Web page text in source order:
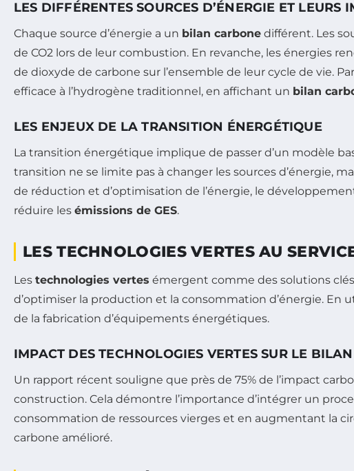
LES DIFFÉRENTES SOURCES D’ÉNERGIE ET LEURS
Chaque source d’énergie a un bilan carbone différent. Les
de CO2 lors de leur combustion. En revanche, les énergies
de dioxyde de carbone sur l’ensemble de leur cycle de vie.
efficace à l’hydrogène traditionnel, en affichant un bilan
LES ENJEUX DE LA TRANSITION ÉNERGÉTIQUE
La transition énergétique implique de passer d’un modèle
transition ne se limite pas à changer les sources d’énergie,
de réduction et d’optimisation de l’énergie, le
réduire les émissions de GES.
LES TECHNOLOGIES VERTES AU
Les technologies vertes émergent comme des solutions
d’optimiser la production et la consommation d’énergie. En
de la fabrication d’équipements énergétiques.
IMPACT DES TECHNOLOGIES VERTES SUR LE
Un rapport récent souligne que près de 75% de l’impact
construction. Cela démontre l’importance d’intégrer un
consommation de ressources vierges et en augmentant la
carbone amélioré.